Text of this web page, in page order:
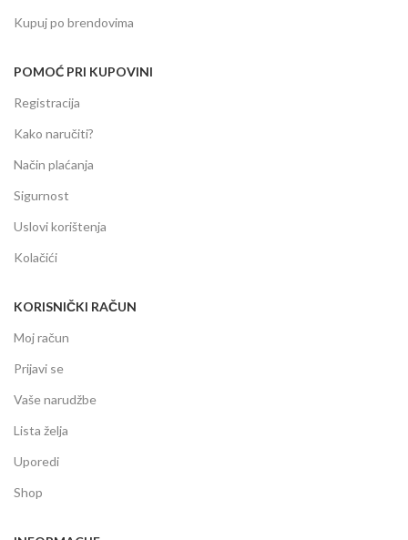
Kupuj po brendovima
POMOĆ PRI KUPOVINI
Registracija
Kako naručiti?
Način plaćanja
Sigurnost
Uslovi korištenja
Kolačići
KORISNIČKI RAČUN
Moj račun
Prijavi se
Vaše narudžbe
Lista želja
Uporedi
Shop